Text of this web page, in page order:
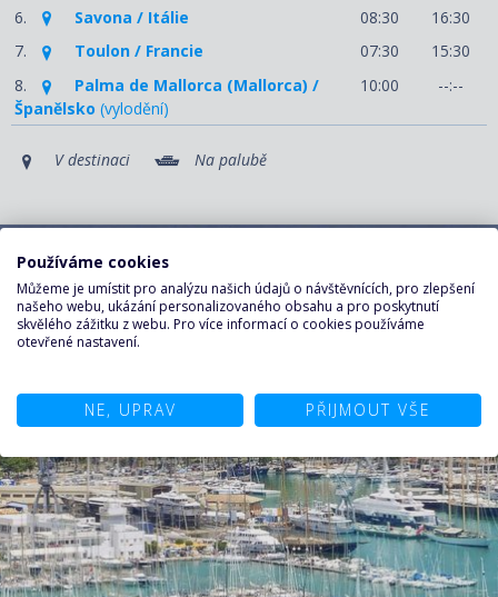
6.
Savona / Itálie 08:30
16:30
7.
Toulon / Francie 07:30
15:30
8.
Palma de Mallorca (Mallorca) /
Španělsko (vylodění)
10:00 --:--
V destinaci Na palubě
Používáme cookies
Můžeme je umístit pro analýzu našich údajů o návštěvnících, pro zlepšení
našeho webu, ukázání personalizovaného obsahu a pro poskytnutí
skvělého zážitku z webu. Pro více informací o cookies používáme
otevřené nastavení.
NE, UPRAV PŘIJMOUT VŠE